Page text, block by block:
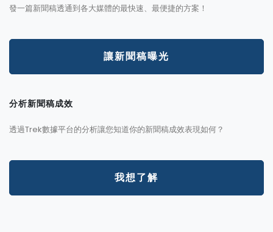
發一篇新聞稿透通到各大媒體的最快速、最便捷的方案！
讓新聞稿曝光
分析新聞稿成效
透過Trek數據平台的分析讓您知道你的新聞稿成效表現如何？
我想了解